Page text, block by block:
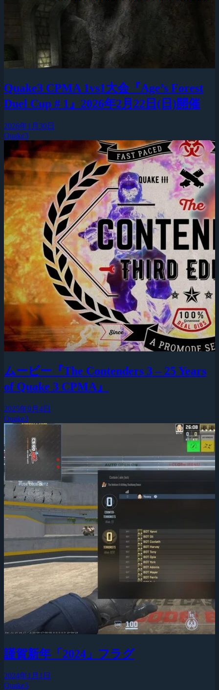
Quake3 CPMA 1vs1大会『Age’s Forest
Duel Cup # 1』2026年2月22日(日)開催
2026年1月30日
Quake3
ムービー『The Contenders 3 – 25 Years
of Quake 3 CPMA』
2025年9月4日
Quake3
謹賀新年「2024」フラグ
2024年1月1日
Quake3